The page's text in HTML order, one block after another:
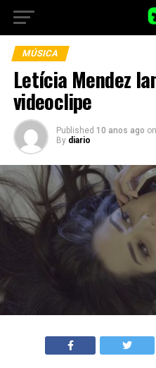
MÚSICA
Letícia Mendez
videoclipe
Published 10 anos ago on
By diario